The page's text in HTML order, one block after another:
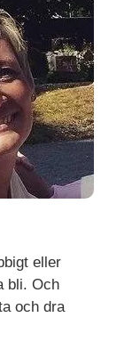
eller
bli. Och
och dra